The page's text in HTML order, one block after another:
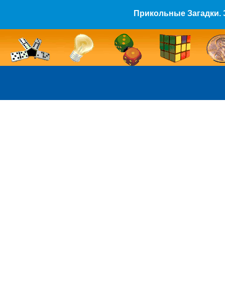
Прикольные Загадки.